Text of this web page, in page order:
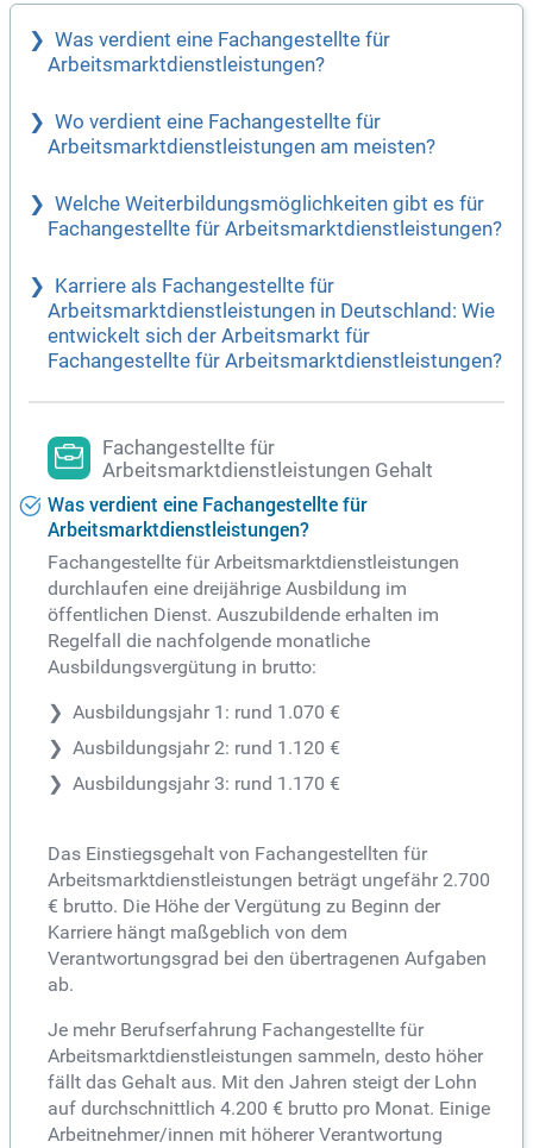
Was verdient eine Fachangestellte für
Arbeitsmarktdienstleistungen?
Wo verdient eine Fachangestellte für
Arbeitsmarktdienstleistungen am meisten?
Welche Weiterbildungsmöglichkeiten gibt es für
Fachangestellte für Arbeitsmarktdienstleistungen?
Karriere als Fachangestellte für
Arbeitsmarktdienstleistungen in Deutschland: Wie
entwickelt sich der Arbeitsmarkt für
Fachangestellte für Arbeitsmarktdienstleistungen?
Fachangestellte für
Arbeitsmarktdienstleistungen Gehalt
Was verdient eine Fachangestellte für
Arbeitsmarktdienstleistungen?
Fachangestellte für Arbeitsmarktdienstleistungen
durchlaufen eine dreijährige Ausbildung im
öffentlichen Dienst. Auszubildende erhalten im
Regelfall die nachfolgende monatliche
Ausbildungsvergütung in brutto:
Ausbildungsjahr 1: rund 1.070 €
Ausbildungsjahr 2: rund 1.120 €
Ausbildungsjahr 3: rund 1.170 €
Das Einstiegsgehalt von Fachangestellten für
Arbeitsmarktdienstleistungen beträgt ungefähr 2.700
€ brutto. Die Höhe der Vergütung zu Beginn der
Karriere hängt maßgeblich von dem
Verantwortungsgrad bei den übertragenen Aufgaben
ab.
Je mehr Berufserfahrung Fachangestellte für
Arbeitsmarktdienstleistungen sammeln, desto höher
fällt das Gehalt aus. Mit den Jahren steigt der Lohn
auf durchschnittlich 4.200 € brutto pro Monat. Einige
Arbeitnehmer/innen mit höherer Verantwortung